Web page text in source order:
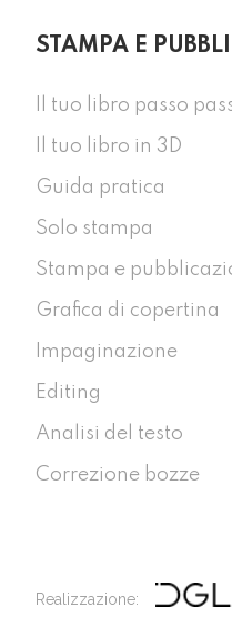
STAMPA E
Il tuo libro passo
Il tuo libro in 3D
Guida pratica
Solo stampa
Stampa e
Grafica di copertina
Impaginazione
Editing
Analisi del testo
Correzione bozze
Realizzazione: